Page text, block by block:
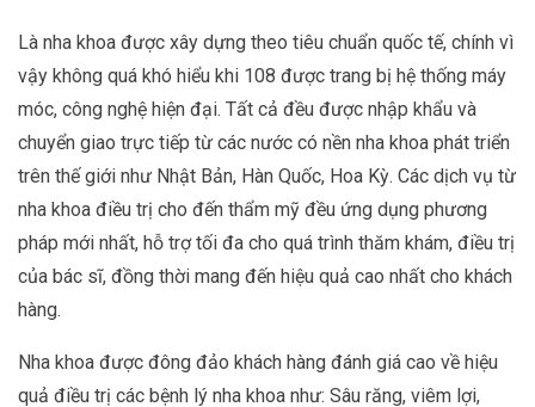
Là nha khoa được xây dựng theo tiêu chuẩn quốc tế, chính vì
vậy không quá khó hiểu khi 108 được trang bị hệ thống máy
móc, công nghệ hiện đại. Tất cả đều được nhập khẩu và
chuyển giao trực tiếp từ các nước có nền nha khoa phát triển
trên thế giới như Nhật Bản, Hàn Quốc, Hoa Kỳ. Các dịch vụ từ
nha khoa điều trị cho đến thẩm mỹ đều ứng dụng phương
pháp mới nhất, hỗ trợ tối đa cho quá trình thăm khám, điều trị
của bác sĩ, đồng thời mang đến hiệu quả cao nhất cho khách
hàng.
Nha khoa được đông đảo khách hàng đánh giá cao về hiệu
quả điều trị các bệnh lý nha khoa như: Sâu răng, viêm lợi,